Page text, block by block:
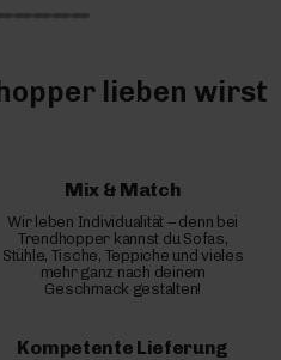
lieben wirst
Mix & Match
Wir leben Individualität – denn bei
Trendhopper kannst du Sofas,
Stühle, Tische, Teppiche und vieles
mehr ganz nach deinem
Geschmack gestalten!
Kompetente Lieferung